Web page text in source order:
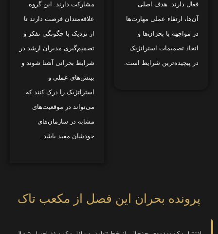
فعال دارند. هدف اصلی
آن‌ها، ارتقاء عملی مهارت‌ها
در مواجهه با بحران‌ها و
اتخاذ تصمیمات استراتژیک
در پیچیده‌ترین شرایط است.
مشارکت دارند. این گروه
علاقه‌مندان فرصت دارند تا
از نزدیک با چگونگی تفکر و
تصمیم‌گیری مدیران ارشد در
شرایط بحرانی آشنا شوند و
بینش‌های عملی و
استراتژیک را درک کنند که
می‌تواند در موقعیت‌های
مشابه در سازمان‌های
خودشان مفید باشد.
پرونده بحران این فصل از مکعب تاک